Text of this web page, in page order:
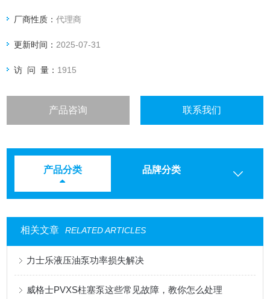
厂商性质：代理商
更新时间： 2025-07-31
访 问 量： 1915
产品咨询 联系我们
产品分类 品牌分类
相关文章 RELATED ARTICLES
力士乐液压油泵功率损失解决
威格士PVXS柱塞泵这些常见故障，教你怎么处理